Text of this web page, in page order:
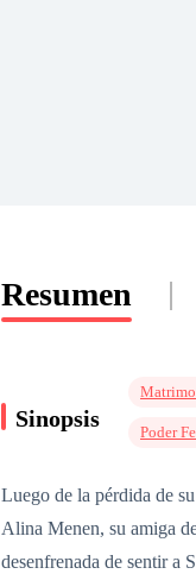
Resumen
Sinopsis
Poder
Luego de la pérdida de
Alina Menen, su amiga
desenfrenada de sentir a